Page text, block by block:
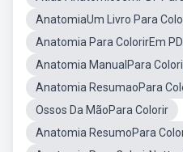
AnatomiaUm Livro Para
Anatomia Para ColorirEm
Anatomia ManualPara
Anatomia ResumaoPara
Ossos Da MãoPara Colorir
Anatomia ResumoPara